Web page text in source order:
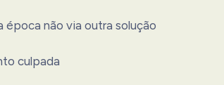
época não via outra solução
culpada